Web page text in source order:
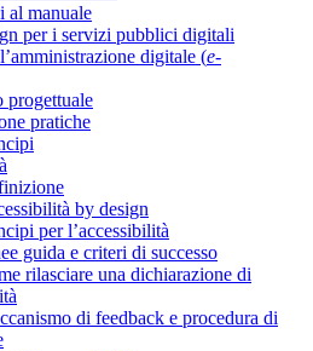
al manuale
per i servizi pubblici digitali
digitale (e-
progettuale
pratiche
by design
per l’accessibilità
guida e criteri di successo
rilasciare una dichiarazione di
di feedback e procedura di